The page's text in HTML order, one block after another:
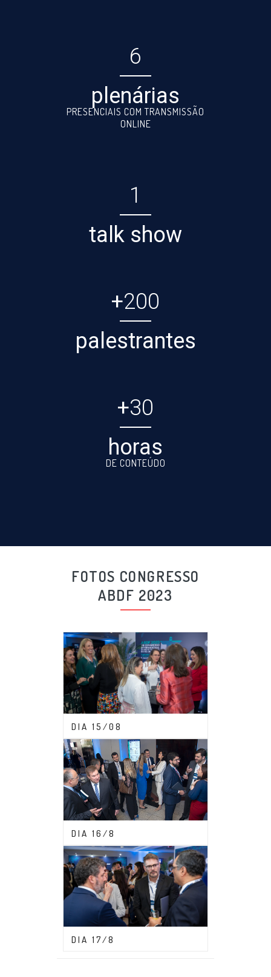
6
plenárias
PRESENCIAIS COM TRANSMISSÃO
ONLINE
1
talk show
+200
palestrantes
+30
horas
DE CONTEÚDO
FOTOS CONGRESSO
ABDF 2023
DIA 15/08
CONGRESSO ABDF 2023
DIA 16/8
CONGRESSO ABDF 2023
DIA 17/8
CONGRESSO ABDF 2023